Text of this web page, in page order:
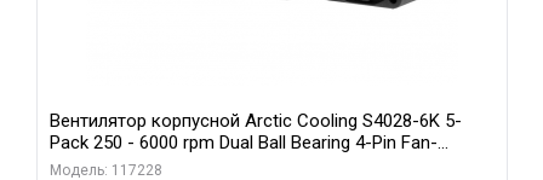
Вентилятор корпусной Arctic Cooling S4028-6K 5-
Pack 250 - 6000 rpm Dual Ball Bearing 4-Pin Fan-
Connector (ACFAN00273A)
Модель: 117228